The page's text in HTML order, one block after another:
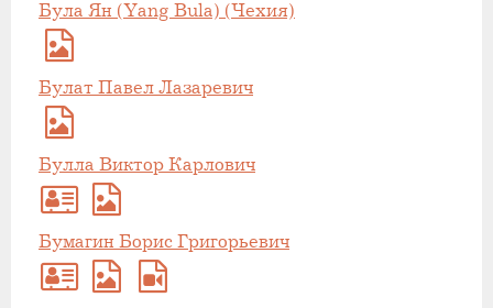
Була Ян (Yang Bula) (Чехия)
Булат Павел Лазаревич
Булла Виктор Карлович
Бумагин Борис Григорьевич